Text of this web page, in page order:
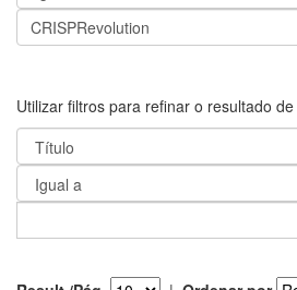
Utilizar filtros para refinar o resultado